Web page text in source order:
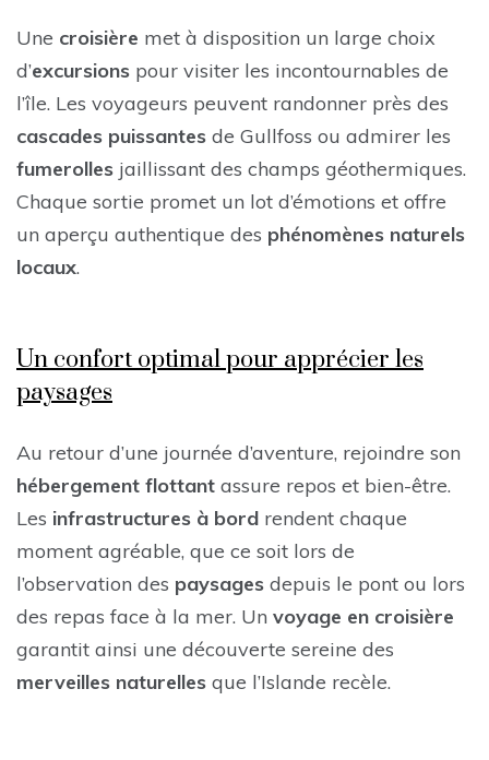
Une croisière met à disposition un large choix
d’excursions pour visiter les incontournables de
l’île. Les voyageurs peuvent randonner près des
cascades puissantes de Gullfoss ou admirer les
fumerolles jaillissant des champs géothermiques.
Chaque sortie promet un lot d’émotions et offre
un aperçu authentique des phénomènes naturels
locaux.
Un confort optimal pour apprécier les
paysages
Au retour d’une journée d’aventure, rejoindre son
hébergement flottant assure repos et bien-être.
Les infrastructures à bord rendent chaque
moment agréable, que ce soit lors de
l’observation des paysages depuis le pont ou lors
des repas face à la mer. Un voyage en croisière
garantit ainsi une découverte sereine des
merveilles naturelles que l’Islande recèle.